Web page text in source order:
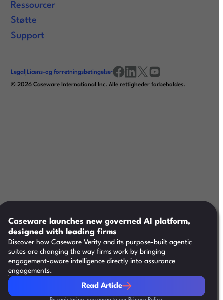
Ressourcer
Støtte
Support
©2026 Caseware International Inc. Alle rettigheder forbeholdes.
Legal |Licens-og forretningsbetingelser
facebook
linkedinx/twitter
youtube
Caseware launches new governed AI platform,
designed with leading firms
Discover how Caseware Verity and its purpose-built agentic
suites are changing the way firms work by bringing
engagement-aware intelligence directly into assurance
engagements.
Read Article
Read Article